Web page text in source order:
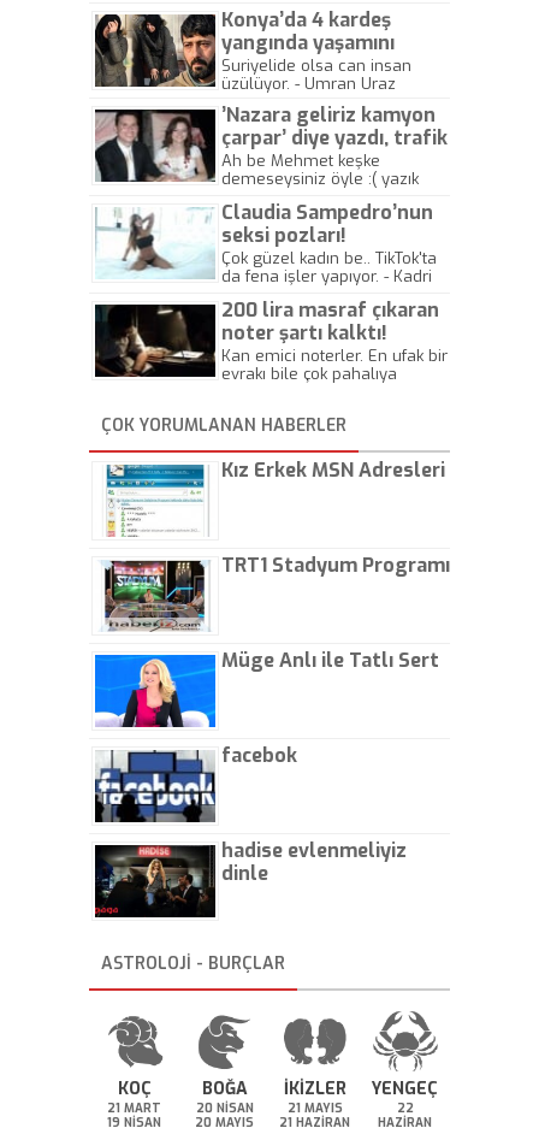
Konya’da 4 kardeş
yangında yaşamını
yitirdi
Suriyelide olsa can insan
üzülüyor. - Umran Uraz
’Nazara geliriz kamyon
çarpar’ diye yazdı, trafik
kazasında öldü!
Ah be Mehmet keşke
demeseysiniz öyle :( yazık
Claudia Sampedro’nun
seksi pozları!
Çok güzel kadın be.. TikTok'ta
da fena işler yapıyor. - Kadri
200 lira masraf çıkaran
noter şartı kalktı!
Kan emici noterler. En ufak bir
evrakı bile çok pahalıya
kaptırıyorsunuz. - Kayhan
Gezenti
ÇOK YORUMLANAN HABERLER
Kız Erkek MSN Adresleri
TRT1 Stadyum Programı
Müge Anlı ile Tatlı Sert
facebok
hadise evlenmeliyiz
dinle
ASTROLOJİ - BURÇLAR
KOÇ
21 MART
19 NİSAN
BOĞA
20 NİSAN
20 MAYIS
İKİZLER
21 MAYIS
21 HAZİRAN
YENGEÇ
22
HAZİRAN